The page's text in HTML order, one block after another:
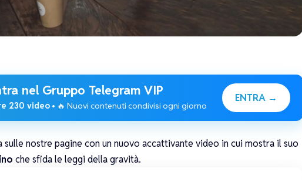
nel Gruppo Telegram VIP
230 video• 🔥 Nuovi contenuti condivisi ogni giorno
ENTRA →
nostre pagine con un nuovo accattivante video in cui mostra il suo
che sfida le leggi della gravità.